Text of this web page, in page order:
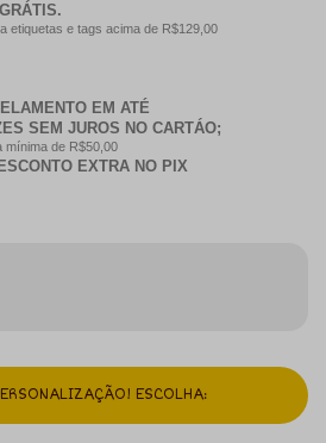
etiquetas e tags acima de R$129,00
EM ATÉ
SEM JUROS NO CARTÁO;
mínima de R$50,00
EXTRA NO PIX
ESCOLHA: